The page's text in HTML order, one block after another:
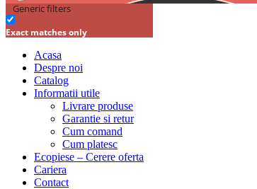
Generic filters
Exact matches only
Acasa
Despre noi
Catalog
Informatii utile
Livrare produse
Garantie si retur
Cum comand
Cum platesc
Ecopiese – Cerere oferta
Cariera
Contact